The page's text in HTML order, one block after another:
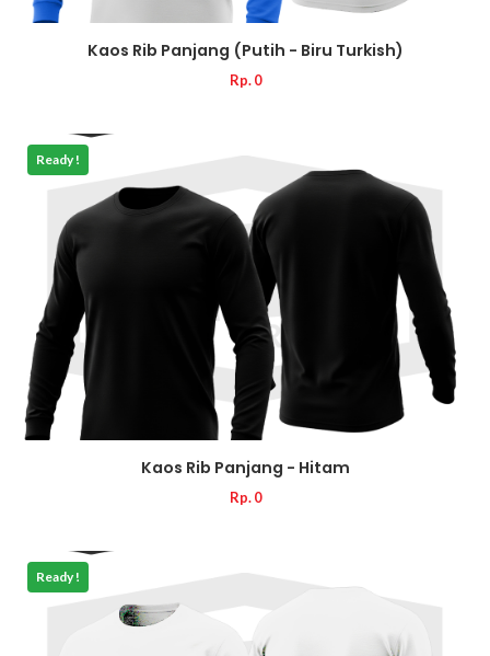
Kaos Rib Panjang (Putih - Biru Turkish)
Rp. 0
Ready !
Kaos Rib Panjang - Hitam
Rp. 0
Ready !